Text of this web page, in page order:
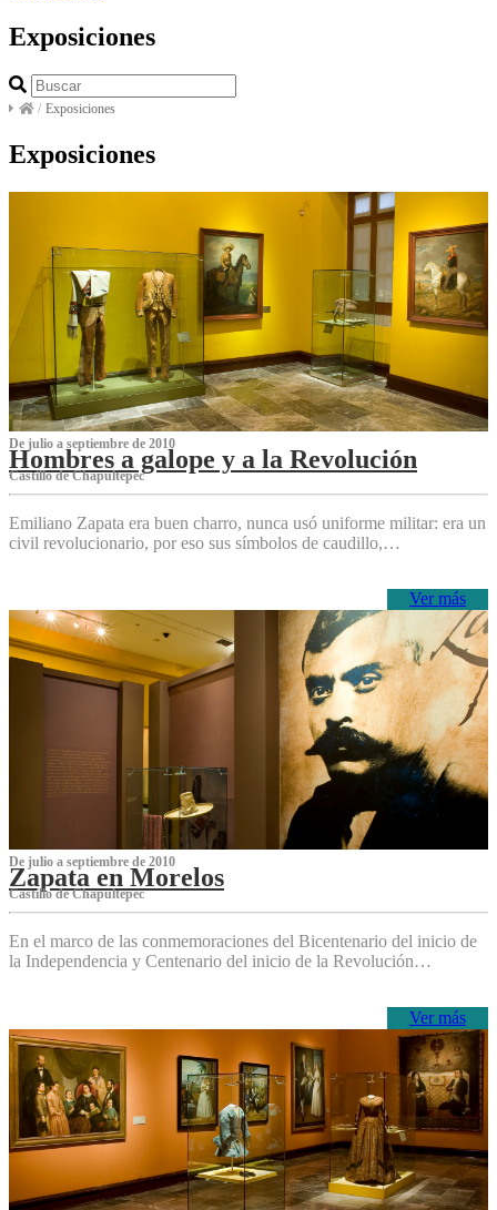
Exposiciones
/ Exposiciones
Exposiciones
De julio a septiembre de 2010
Hombres a galope y a la Revolución
Castillo de Chapultepec
Emiliano Zapata era buen charro, nunca usó uniforme militar: era un
civil revolucionario, por eso sus símbolos de caudillo,…
Ver más
De julio a septiembre de 2010
Zapata en Morelos
Castillo de Chapultepec
En el marco de las conmemoraciones del Bicentenario del inicio de
la Independencia y Centenario del inicio de la Revolución…
Ver más